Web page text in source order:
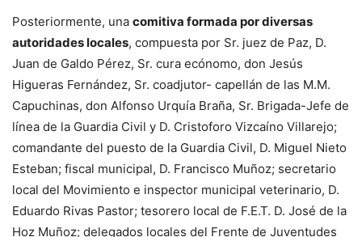
Posteriormente, una comitiva formada por diversas
autoridades locales, compuesta por Sr. juez de Paz, D.
Juan de Galdo Pérez, Sr. cura ecónomo, don Jesús
Higueras Fernández, Sr. coadjutor- capellán de las M.M.
Capuchinas, don Alfonso Urquía Braña, Sr. Brigada-Jefe de
línea de la Guardia Civil y D. Cristoforo Vizcaíno Villarejo;
comandante del puesto de la Guardia Civil, D. Miguel Nieto
Esteban; fiscal municipal, D. Francisco Muñoz; secretario
local del Movimiento e inspector municipal veterinario, D.
Eduardo Rivas Pastor; tesorero local de F.E.T. D. José de la
Hoz Muñoz; delegados locales del Frente de Juventudes